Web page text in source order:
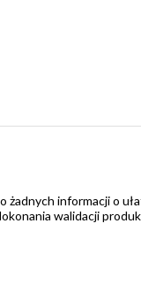
informacji o
walidacji